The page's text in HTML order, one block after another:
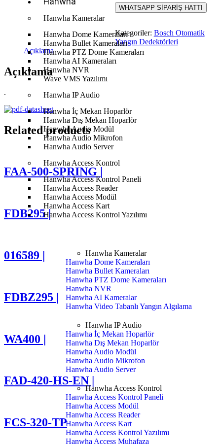
Hanwha Kameralar
Hanwha Dome Kameraları
Hanwha Bullet Kameraları
Hanwha PTZ Dome Kameraları
Hanwha AI Kameraları
Hanwha NVR
Wave VMS Yazılımı
Hanwha IP Audio
Hanwha İç Mekan Hoparlör
Hanwha Dış Mekan Hoparlör
Hanwha Audio Modül
Hanwha Audio Mikrofon
Hanwha Audio Server
Hanwha Access Kontrol
Hanwha Access Kontrol Paneli
Hanwha Access Reader
Hanwha Access Modül
Hanwha Access Kart
Hanwha Access Kontrol Yazılımı
Hanwha Kameralar
Hanwha Dome Kameraları
Hanwha Bullet Kameraları
Hanwha PTZ Dome Kameraları
Hanwha NVR
Hanwha AI Kameralar
Hanwha Video Tabanlı Yangın Algılama
Hanwha IP Audio
Hanwha İç Mekan Hoparlör
Hanwha Dış Mekan Hoparlör
Hanwha Audio Modül
Hanwha Audio Mikrofon
Hanwha Audio Server
Hanwha Access Kontrol
Hanwha Access Kontrol Paneli
Hanwha Access Modül
Hanwha Access Reader
Hanwha Access Kart
Hanwha Access Kontrol Yazılımı
Hanwha Access Muhafaza
WHATSAPP SİPARİŞ HATTI
Kategoriler: Bosch Otomatik
Yangın Dedektörleri
Açıklama
Açıklama
.
Related products
FAA-500-SPRING |
FDB295 |
016589 |
FDBZ295 |
WA400 |
FAD-420-HS-EN |
FCS-320-TP